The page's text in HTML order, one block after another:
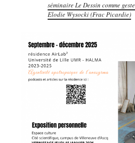
séminaire Le Dessin comme
Elodie Wysocki (Frac Picardie)